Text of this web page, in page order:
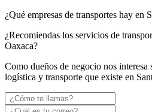
¿Qué empresas de transportes hay en
¿Recomiendas los servicios de
Oaxaca?
Como dueños de negocio nos interesa
logística y transporte que existe en